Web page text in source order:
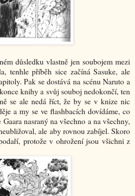
důsledku vlastně jen soubojem mezi
tenhle příběh sice začíná Sasuke, ale
Pak se dostává na scénu Naruto a
knihy a svůj souboj nedokončí, ten
se ale nedá říct, že by se v knize nic
a my se ve flashbacích dovídáme, co
nasraný na všechno a na všechny,
ale aby rovnou zabíjel. Skoro
protože v ohrožení jsou všichni z